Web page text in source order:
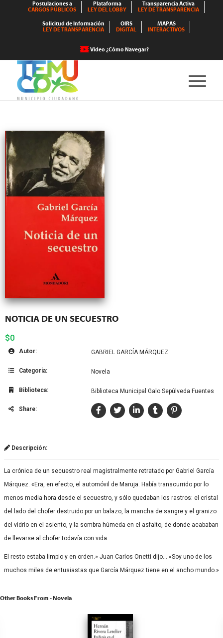
Postulaciones a
CARGOS PÚBLICOS
Plataforma
LEY DEL LOBBY
Transparencia Activa
LEY DE TRANSPARENCIA
Solicitud de Información
LEY DE TRANSPARENCIA
OIRS
DIGITAL
MAPAS
INTERACTIVOS
Video ¿Cómo Navegar?
NOTICIA DE UN SECUESTRO
$0
Autor: GABRIEL GARCÍA MÁRQUEZ
Categoría: Novela
Biblioteca: Biblioteca Municipal Galo Sepúlveda Fuentes
Share:
Descripción:
La crónica de un secuestro real magistralmente retratado por Gabriel García
Márquez. «Era, en efecto, el automóvil de Maruja. Había transcurrido por lo
menos media hora desde el secuestro, y sólo quedaban los rastros: el cristal
del lado del chofer destruido por un balazo, la mancha de sangre y el granizo
del vidrio en el asiento, y la sombra húmeda en el asfalto, de donde acababan
de llevarse al chofer todavía con vida.
El resto estaba limpio y en orden.» Juan Carlos Onetti dijo… «Soy uno de los
muchos miles de entusiastas que García Márquez tiene en el ancho mundo.»
Other Books From - Novela